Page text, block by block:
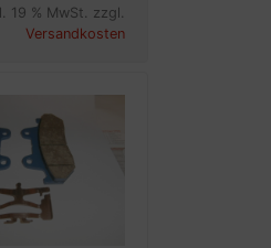
19 % MwSt. zzgl.
Versandkosten